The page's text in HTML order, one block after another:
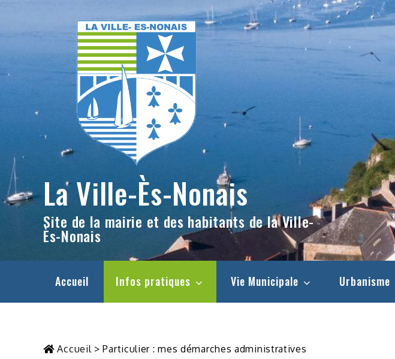
La Ville-Ès-Nonais
Site de la mairie et des habitants de la Ville-
Ès-Nonais
Accueil Infos pratiques Vie Municipale Urbanisme
Accueil >Particulier : mes démarches administratives